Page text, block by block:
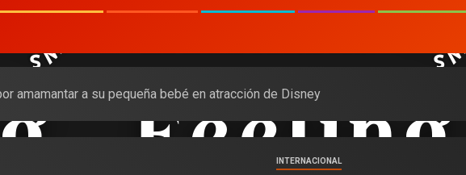
amamantar a su pequeña bebé en atracción de Disney
INTERNACIONAL